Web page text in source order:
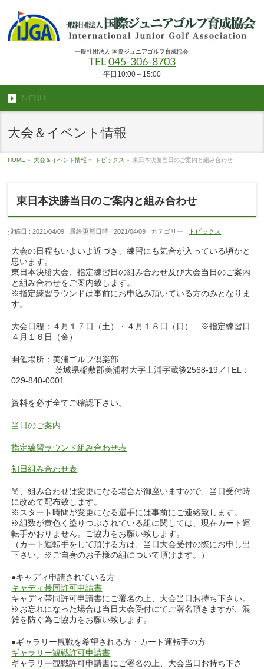
一般社団法人 国際ジュニアゴルフ育成協会
TEL 045-306-8703
平日10:00～15:00
MENU
大会＆イベント情報
HOME » 大会＆イベント情報 » トピックス » 東日本決勝当日のご案内と組み合わせ
東日本決勝当日のご案内と組み合わせ
投稿日 : 2021/04/09 最終更新日時 : 2021/04/09 カテゴリー : トピックス
大会の日程もいよいよ近づき、練習にも気合が入っている頃かと
思います。
東日本決勝大会、指定練習日の組み合わせ及び大会当日のご案内
と組み合わせをご案内致します。
※指定練習ラウンドは事前にお申込み頂いている方のみとなりま
す。
大会日程：４月１７日（土）・４月１８日（日） ※指定練習日
４月１６日（金）
開催場所：美浦ゴルフ倶楽部
茨城県稲敷郡美浦村大字土浦字蔵後2568-19／TEL：
029-840-0001
資料を必ず全てご確認下さい。
当日のご案内
指定練習ラウンド組み合わせ表
初日組み合わせ表
尚、組み合わせは変更になる場合が御座いますので、当日受付時
に改めて配布致します。
※スタート時間が変更になる選手には事前にご連絡致します。
※組数が黄色く塗りつぶされている組に関しては、現在カート運
転手がおりません。ご協力をお願い致します。
（カート運転手をして頂ける方は、当日大会受付の際にお申し出
下さい。※ご自身のお子様の組について頂けます。）
●キャディ申請されている方
キャディ帯同許可申請書
キャディ帯同許可申請書にご署名の上、大会当日お持ち下さい。
※お忘れになった場合は当日大会受付にてご署名頂きますが、混
雑を防ぐ為ご協力をお願い致します。
●ギャラリー観戦を希望される方・カート運転手の方
ギャラリー観戦許可申請書
ギャラリー観戦許可申請書にご署名の上、大会当日お持ち下さ